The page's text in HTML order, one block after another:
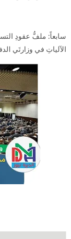
سابعاً: ملفُّ عقودِ
الآلياتِ في وزارتَي